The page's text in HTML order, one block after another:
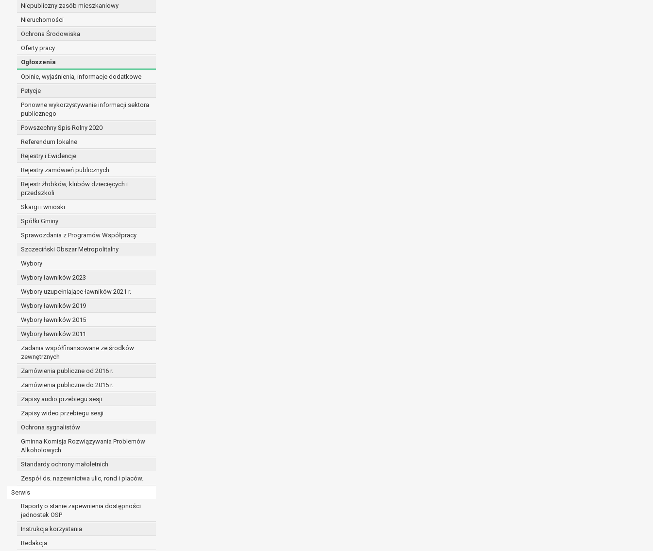
Niepubliczny zasób mieszkaniowy
Nieruchomości
Ochrona Środowiska
Oferty pracy
Ogłoszenia
Opinie, wyjaśnienia, informacje dodatkowe
Petycje
Ponowne wykorzystywanie informacji sektora
publicznego
Powszechny Spis Rolny 2020
Referendum lokalne
Rejestry i Ewidencje
Rejestry zamówień publicznych
Rejestr żłobków, klubów dziecięcych i
przedszkoli
Skargi i wnioski
Spółki Gminy
Sprawozdania z Programów Współpracy
Szczeciński Obszar Metropolitalny
Wybory
Wybory ławników 2023
Wybory uzupełniające ławników 2021 r.
Wybory ławników 2019
Wybory ławników 2015
Wybory ławników 2011
Zadania współfinansowane ze środków
zewnętrznych
Zamówienia publiczne od 2016 r.
Zamówienia publiczne do 2015 r.
Zapisy audio przebiegu sesji
Zapisy wideo przebiegu sesji
Ochrona sygnalistów
Gminna Komisja Rozwiązywania Problemów
Alkoholowych
Standardy ochrony małoletnich
Zespół ds. nazewnictwa ulic, rond i placów.
Serwis
Raporty o stanie zapewnienia dostępności
jednostek OSP
Instrukcja korzystania
Redakcja